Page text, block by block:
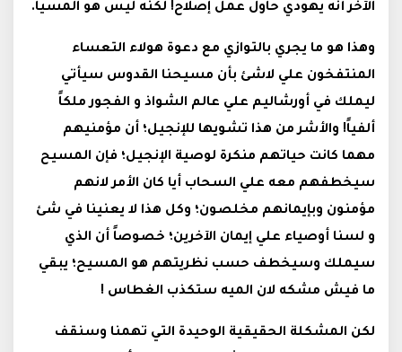
الآخر أنه يهودي حاول عمل إصلاح! لكنه ليس هو المسيا.
وهذا هو ما يجري بالتوازي مع دعوة هولاء التعساء
المنتفخون علي لاشئ بأن مسيحنا القدوس سيأتي
ليملك في أورشاليم علي عالم الشواذ و الفجور ملكاً
ألفياً! والأشر من هذا تشويها للإنجيل؛ أن مؤمنيهم
مهما كانت حياتهم منكرة لوصية الإنجيل؛ فإن المسيح
سيخطفهم معه علي السحاب أيا كان الأمر لانهم
مؤمنون وبإيمانهم مخلصون؛ وكل هذا لا يعنينا في شئ
و لسنا أوصياء علي إيمان الآخرين؛ خصوصاً أن الذي
سيملك وسيخطف حسب نظريتهم هو المسيح؛ يبقي
ما فيش مشكه لان الميه ستكذب الغطاس !
لكن المشكلة الحقيقية الوحيدة التي تهمنا وسنقف